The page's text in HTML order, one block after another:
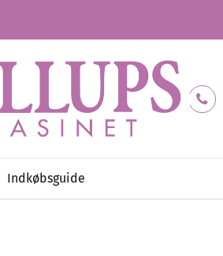
Indkøbsguide